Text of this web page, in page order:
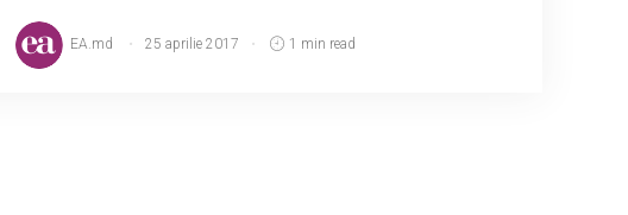
EA.md 25 aprilie 2017 1 min read